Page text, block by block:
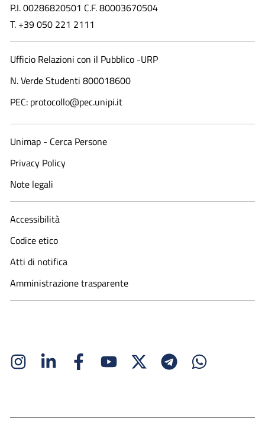
P.I. 00286820501 C.F. 80003670504
T. +39 050 221 2111
Ufficio Relazioni con il Pubblico -URP
N. Verde Studenti 800018600​
PEC: protocollo@pec.unipi.it
Unimap - Cerca Persone
Privacy Policy
Note legali
Accessibilità
Codice etico
Atti di notifica
Amministrazione trasparente